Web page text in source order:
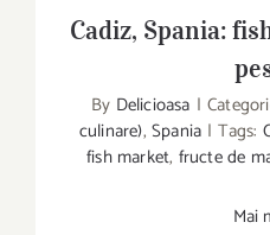
Cadiz, Spania: fish
Cadiz, Spania:
By Delicioasa |
culinare), Spania | Tags:
fish market, fructe de
Mai